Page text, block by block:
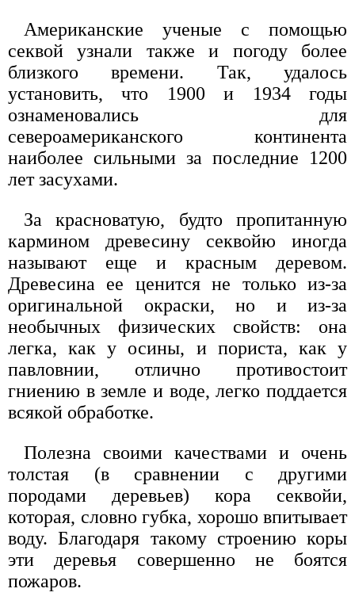
Американские ученые с помощью
секвой узнали также и погоду более
близкого времени. Так, удалось
установить, что 1900 и 1934 годы
ознаменовались для
североамериканского континента
наиболее сильными за последние 1200
лет засухами.
За красноватую, будто пропитанную
кармином древесину секвойю иногда
называют еще и красным деревом.
Древесина ее ценится не только из-за
оригинальной окраски, но и из-за
необычных физических свойств: она
легка, как у осины, и пориста, как у
павловнии, отлично противостоит
гниению в земле и воде, легко поддается
всякой обработке.
Полезна своими качествами и очень
толстая (в сравнении с другими
породами деревьев) кора секвойи,
которая, словно губка, хорошо впитывает
воду. Благодаря такому строению коры
эти деревья совершенно не боятся
пожаров.